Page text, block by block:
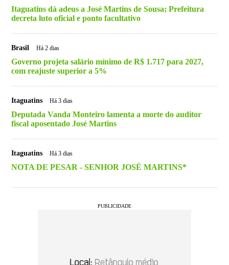
Itaguatins dá adeus a José Martins de Sousa; Prefeitura
decreta luto oficial e ponto facultativo
Brasil Há 2 dias
Governo projeta salário mínimo de R$ 1.717 para 2027,
com reajuste superior a 5%
Itaguatins Há 3 dias
Deputada Vanda Monteiro lamenta a morte do auditor
fiscal aposentado José Martins
Itaguatins Há 3 dias
NOTA DE PESAR - SENHOR JOSÉ MARTINS*
PUBLICIDADE